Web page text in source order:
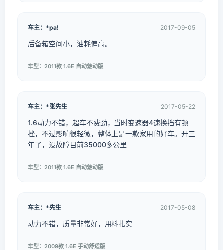
车主：*pa! 2017-09-05
后备箱空间小，油耗偏高。
车型：2011款 1.6E 自动魅动版
车主：*张先生 2017-05-22
1.6动力不错，超车不费劲，当时变速器4速换挡有顿
挫，不过影响很轻微，整体上是一款家用的好车。开三
年了，没故障目前35000多公里
车型：2011款 1.6E 自动魅动版
车主：*先生 2017-05-08
动力不错，质量非常好，用料扎实
车型：2009款 1.6E 手动舒适版